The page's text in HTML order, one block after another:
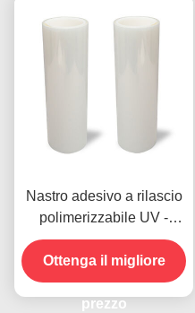
Nastro adesivo a rilascio
polimerizzabile UV -
UV391PY
Ottenga il migliore
prezzo